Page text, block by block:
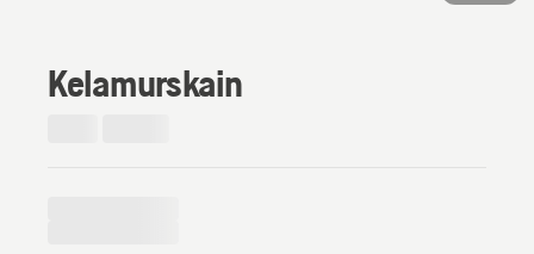
Kelamurskain